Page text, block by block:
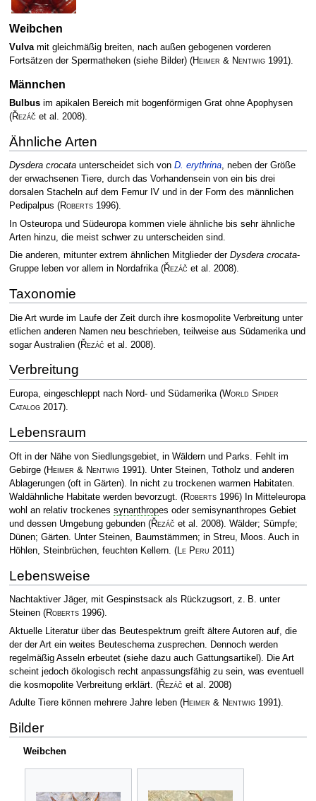
Weibchen
Vulvamit gleichmäßig breiten, nach außen gebogenen vorderen
Fortsätzen der Spermatheken (siehe Bilder) (Heimer & Nentwig1991).
Männchen
Bulbusim apikalen Bereich mit bogenförmigen Grat ohne Apophysen
(Řezáč et al. 2008).
Ähnliche Arten
Dysdera crocataunterscheidet sich von D. erythrina, neben der Größe
der erwachsenen Tiere, durch das Vorhandensein von ein bis drei
dorsalen Stacheln auf dem Femur IV und in der Form des männlichen
Pedipalpus (Roberts1996).
In Osteuropa und Südeuropa kommen viele ähnliche bis sehr ähnliche
Arten hinzu, die meist schwer zu unterscheiden sind.
Die anderen, mitunter extrem ähnlichen Mitglieder der Dysdera crocata-
Gruppe leben vor allem in Nordafrika (Řezáč et al. 2008).
Taxonomie
Die Art wurde im Laufe der Zeit durch ihre kosmopolite Verbreitung unter
etlichen anderen Namen neu beschrieben, teilweise aus Südamerika und
sogar Australien (Řezáč et al. 2008).
Verbreitung
Europa, eingeschleppt nach Nord- und Südamerika (World Spider
Catalog2017).
Lebensraum
Oft in der Nähe von Siedlungsgebiet, in Wäldern und Parks. Fehlt im
Gebirge (Heimer & Nentwig1991). Unter Steinen, Totholz und anderen
Ablagerungen (oft in Gärten). In nicht zu trockenen warmen Habitaten.
Waldähnliche Habitate werden bevorzugt. (Roberts1996)In Mitteleuropa
wohl an relativ trockenes synanthropes oder semisynanthropes Gebiet
und dessen Umgebung gebunden (Řezáč et al. 2008). Wälder; Sümpfe;
Dünen; Gärten. Unter Steinen, Baumstämmen; in Streu, Moos. Auch in
Höhlen, Steinbrüchen, feuchten Kellern. (Le Peru 2011)
Lebensweise
Nachtaktiver Jäger, mit Gespinstsack als Rückzugsort, z. B. unter
Steinen (Roberts1996).
Aktuelle Literatur über das Beutespektrum greift ältere Autoren auf, die
der der Art ein weites Beuteschema zusprechen. Dennoch werden
regelmäßig Asseln erbeutet (siehe dazu auch Gattungsartikel). Die Art
scheint jedoch ökologisch recht anpassungsfähig zu sein, was eventuell
die kosmopolite Verbreitung erklärt. (Řezáč et al. 2008)
Adulte Tiere können mehrere Jahre leben (Heimer & Nentwig1991).
Bilder
Weibchen